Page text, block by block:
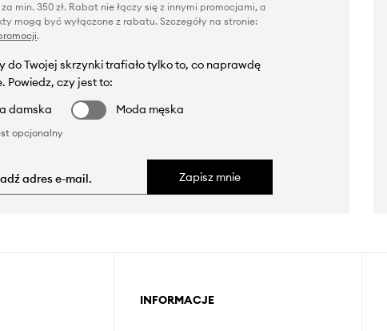
min. 350 zł. Rabat nie łączy się z innymi promocjami, a
mogą być wyłączone z rabatu. Szczegóły na stronie:
.
do Twojej skrzynki trafiało tylko to, co naprawdę
Powiedz, czy jest to:
damska
Moda męska
opcjonalny
Zapisz mnie
INFORMACJE